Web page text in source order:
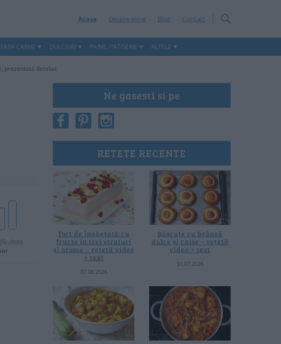
Acasa Despre mine Blog Contact
FARA CARNE DULCIURI PAINE, PATISERIE ALTELE
prezentată detaliat
Ne gasesti si pe
RETETE RECENTE
Tort de înghețată cu
fructe în trei straturi
și arome – rețetă video
+ text
07.08.2026
Băscuțe cu brânză
dulce și caise – rețetă
video + text
31.07.2026